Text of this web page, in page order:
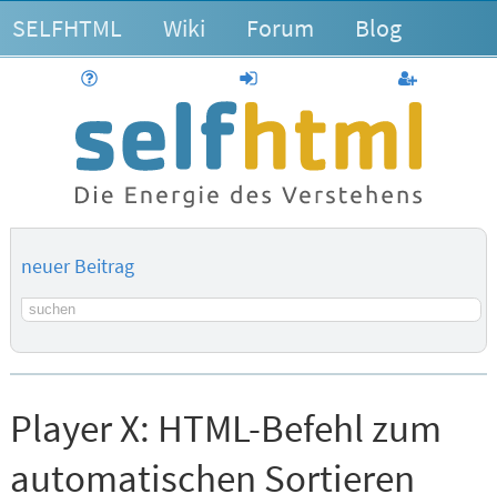
SELFHTML Wiki Forum Blog
anmelden
neuer Beitrag
Suchbegriff
Player X: HTML-Befehl zum
automatischen Sortieren